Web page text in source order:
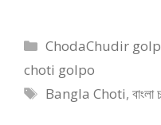
Categories
ChodaChudir
choti golpo
Tags
Bangla Choti,বাংলা